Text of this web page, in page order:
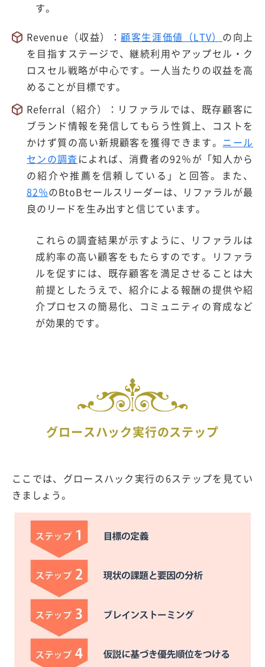
す。
Revenue（収益）：顧客生涯価値（LTV） の向上
を目指すステージで、継続利用やアップセル・ク
ロスセル戦略が中心です。一人当たりの収益を高
めることが目標です。
Referral（紹介）：リファラルでは、既存顧客に
ブランド情報を発信してもらう性質上、コストを
かけず質の高い新規顧客を獲得できます。 ニール
センの調査によれば、消費者の92％が「知人から
の紹介や推薦を信頼している」と回答。また、
82％のBtoBセールスリーダーは、リファラルが最
良のリードを生み出すと信じています。
これらの調査結果が示すように、リファラルは
成約率の高い顧客をもたらすのです。リファラ
ルを促すには、既存顧客を満足させることは大
前提としたうえで、紹介による報酬の提供や紹
介プロセスの簡易化、コミュニティの育成など
が効果的です。
グロースハック実行のステップ
ここでは、グロースハック実行の6ステップを見てい
きましょう。